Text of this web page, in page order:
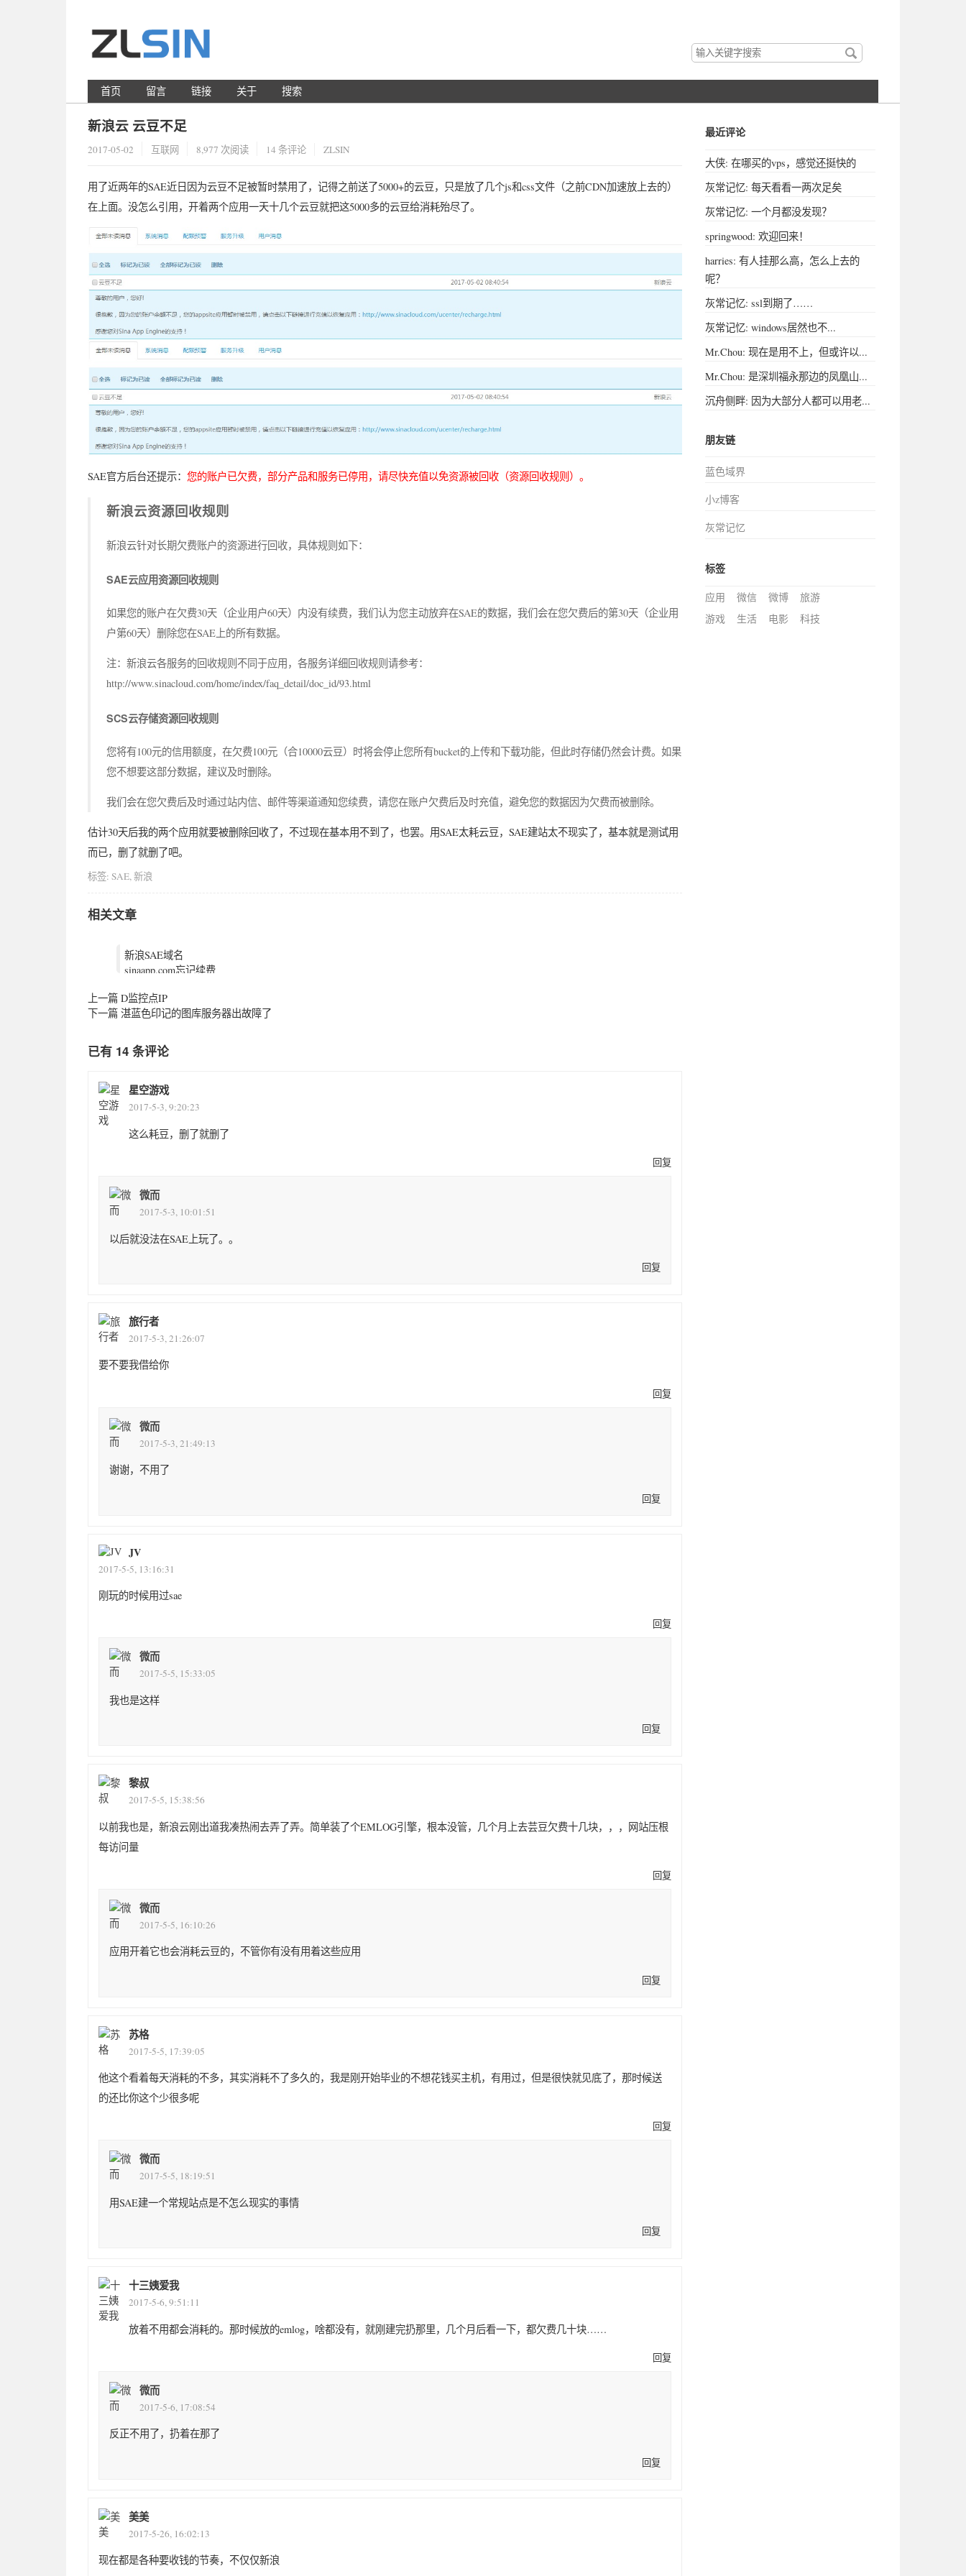
搜
索
关
首页 留言 链接 关于 搜索
新浪云 云豆不足
2017-05-02 互联网 8,977 次阅读 14 条评论 ZLSIN
用了近两年的SAE近日因为云豆不足被暂时禁用了，记得之前送了5000+的云豆，只是放了几个js和css文件（之前CDN加速放上去的）
在上面。没怎么引用，开着两个应用一天十几个云豆就把这5000多的云豆给消耗殆尽了。
SAE官方后台还提示： 您的账户已欠费，部分产品和服务已停用，请尽快充值以免资源被回收（资源回收规则）。
新浪云资源回收规则
新浪云针对长期欠费账户的资源进行回收，具体规则如下：
SAE云应用资源回收规则
如果您的账户在欠费30天（企业用户60天）内没有续费，我们认为您主动放弃在SAE的数据，我们会在您欠费后的第30天（企业用
户第60天）删除您在SAE上的所有数据。
注：新浪云各服务的回收规则不同于应用，各服务详细回收规则请参考：
http://www.sinacloud.com/home/index/faq_detail/doc_id/93.html
SCS云存储资源回收规则
您将有100元的信用额度，在欠费100元（合10000云豆）时将会停止您所有bucket的上传和下载功能，但此时存储仍然会计费。如果
您不想要这部分数据，建议及时删除。
我们会在您欠费后及时通过站内信、邮件等渠道通知您续费，请您在账户欠费后及时充值，避免您的数据因为欠费而被删除。
估计30天后我的两个应用就要被删除回收了，不过现在基本用不到了，也罢。用SAE太耗云豆，SAE建站太不现实了，基本就是测试用
而已，删了就删了吧。
标签: SAE,新浪
相关文章
新浪SAE域名
sinaapp.com忘记续费
上一篇 D监控点IP
下一篇 湛蓝色印记的图库服务器出故障了
已有 14 条评论
星空游戏
2017-5-3, 9:20:23
这么耗豆，删了就删了
回复
微而
2017-5-3, 10:01:51
以后就没法在SAE上玩了。。
回复
旅行者
2017-5-3, 21:26:07
要不要我借给你
回复
微而
2017-5-3, 21:49:13
谢谢，不用了
回复
JV
2017-5-5, 13:16:31
刚玩的时候用过sae
回复
微而
2017-5-5, 15:33:05
我也是这样
回复
黎叔
2017-5-5, 15:38:56
以前我也是，新浪云刚出道我凑热闹去弄了弄。简单装了个EMLOG引擎，根本没管，几个月上去芸豆欠费十几块，，，网站压根
每访问量
回复
微而
2017-5-5, 16:10:26
应用开着它也会消耗云豆的，不管你有没有用着这些应用
回复
苏格
2017-5-5, 17:39:05
他这个看着每天消耗的不多，其实消耗不了多久的，我是刚开始毕业的不想花钱买主机，有用过，但是很快就见底了，那时候送
的还比你这个少很多呢
回复
微而
2017-5-5, 18:19:51
用SAE建一个常规站点是不怎么现实的事情
回复
十三姨爱我
2017-5-6, 9:51:11
放着不用都会消耗的。那时候放的emlog，啥都没有，就刚建完扔那里，几个月后看一下，都欠费几十块……
回复
微而
2017-5-6, 17:08:54
反正不用了，扔着在那了
回复
美美
2017-5-26, 16:02:13
现在都是各种要收钱的节奏，不仅仅新浪
最近评论
大侠: 在哪买的vps，感觉还挺快的
灰常记忆: 每天看看一两次足矣
灰常记忆: 一个月都没发现？
springwood: 欢迎回来！
harries: 有人挂那么高，怎么上去的
呢？
灰常记忆: ssl到期了……
灰常记忆: windows居然也不...
Mr.Chou: 现在是用不上，但或许以...
Mr.Chou: 是深圳福永那边的凤凰山...
沉舟侧畔: 因为大部分人都可以用老...
朋友链
蓝色域界
小z博客
灰常记忆
标签
应用 微信 微博
旅游
游戏
生活 电影 科技